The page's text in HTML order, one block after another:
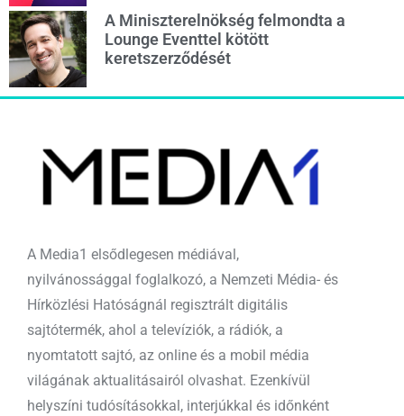
A Miniszterelnökség felmondta a
Lounge Eventtel kötött
keretszerződését
A Media1 elsődlegesen médiával,
nyilvánossággal foglalkozó, a Nemzeti Média- és
Hírközlési Hatóságnál regisztrált digitális
sajtótermék, ahol a televíziók, a rádiók, a
nyomtatott sajtó, az online és a mobil média
világának aktualitásairól olvashat. Ezenkívül
helyszíni tudósításokkal, interjúkkal és időnként